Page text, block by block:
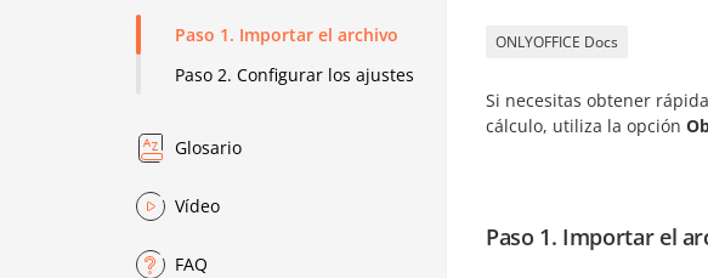
Paso 1. Importar el archivo
Paso 2. Configurar los ajustes
Glosario
Vídeo
FAQ
ONLYOFFICE Docs
Si necesitas obtener
cálculo, utiliza la opción
Paso 1. Importar el